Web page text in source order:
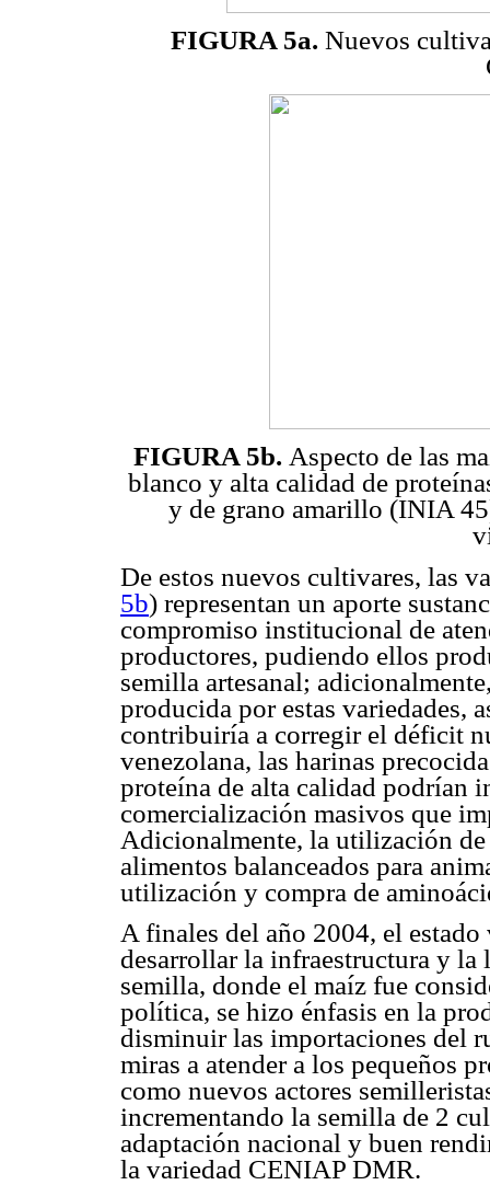
FIGURA 5a. Nuevos
FIGURA 5b. Aspecto de las
blanco y alta calidad de
y de grano amarillo (INIA
De estos nuevos cultivares, las
5b) representan un aporte
compromiso institucional de
productores, pudiendo ellos
semilla artesanal;
producida por estas variedades,
contribuiría a corregir el déficit
venezolana, las harinas
proteína de alta calidad podrían
comercialización masivos que
Adicionalmente, la utilización
alimentos balanceados para
utilización y compra de
A finales del año 2004, el
desarrollar la infraestructura y
semilla, donde el maíz fue
política, se hizo énfasis en la
disminuir las importaciones del
miras a atender a los pequeños
como nuevos actores
incrementando la semilla de 2
adaptación nacional y buen
la variedad CENIAP DMR.